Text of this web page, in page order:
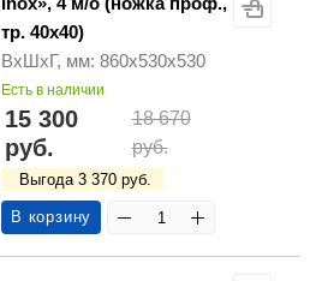
тр. 40х40)
ВхШхГ, мм: 860х530х530
Есть в наличии
15 300
руб.
18 670
руб.
Выгода 3 370 руб.
В корзину